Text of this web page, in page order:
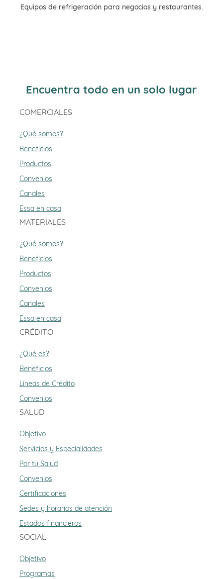
Equipos de refrigeración para negocios y restaurantes.
Encuentra todo en un solo lugar
COMERCIALES
¿Qué somos?
Beneficios
Productos
Convenios
Canales
Essa en casa
MATERIALES
¿Qué somos?
Beneficios
Productos
Convenios
Canales
Essa en casa
CRÉDITO
¿Qué es?
Beneficios
Líneas de Crédito
Convenios
SALUD
Objetivo
Servicios y Especialidades
Por tu Salud
Convenios
Certificaciones
Sedes y horarios de atención
Estados financieros
SOCIAL
Objetivo
Programas